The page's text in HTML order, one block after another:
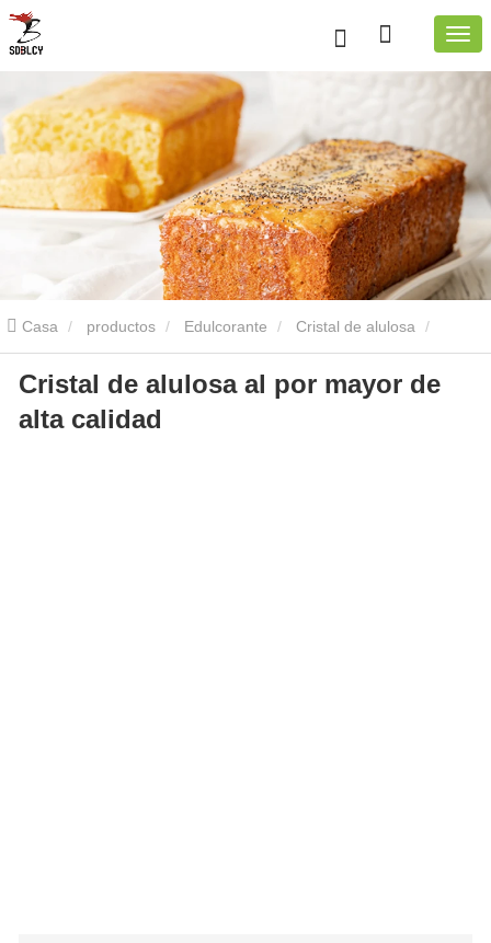
Casa productos Edulcorante Cristal de alulosa
Cristal de alulosa al por mayor de alta calidad
Cristal de alulosa al por mayor de
alta calidad